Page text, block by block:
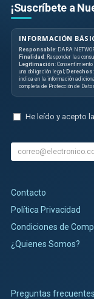
¡Suscríbete a
INFORMACIÓN
Responsable: DARA
Finalidad : Responder las
Legitimación:
una obligación legal; Derechos
indica en la información
completa de Protección de
He leído y acepto la
Contacto
Política Privacidad
Condiciones de
¿Quienes Somos?
Preguntas frecuentes